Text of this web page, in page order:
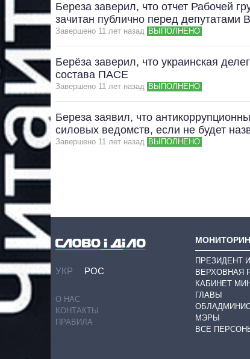
Береза заверил, что отчет Рабочей
зачитан публично перед депутатами
Завершено 11 лет назад ВЫПОЛНЕНО
Берёза заверил, что украинская
состава ПАСЕ
Завершено 11 лет назад ВЫПОЛНЕНО
Береза заявил, что
силовых ведомств, если не будет
Завершено 11 лет назад ВЫПОЛНЕНО
УКР РОС
О НАС
КОНТАКТЫ
ПРАВИЛА
ПРЕЗИДЕНТ
ВЕРХОВНАЯ
КАБИНЕТ
ГЛАВЫ
МЭРЫ
ВСЕ